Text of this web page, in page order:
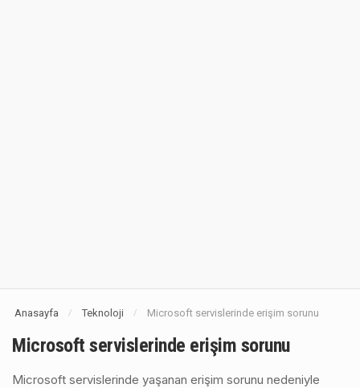
Anasayfa / Teknoloji / Microsoft servislerinde erişim sorunu
Microsoft servislerinde erişim sorunu
Microsoft servislerinde yaşanan erişim sorunu nedeniyle